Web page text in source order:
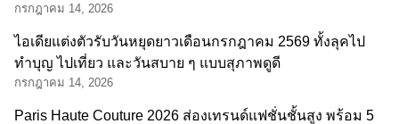
กรกฎาคม 14, 2026
ไอเดียแต่งตัวรับวันหยุดยาวเดือนกรกฎาคม 2569 ทั้งลุคไป
ทำบุญ ไปเที่ยว และวันสบาย ๆ แบบสุภาพดูดี
กรกฎาคม 14, 2026
Paris Haute Couture 2026 ส่องเทรนด์แฟชั่นชั้นสูง พร้อม 5